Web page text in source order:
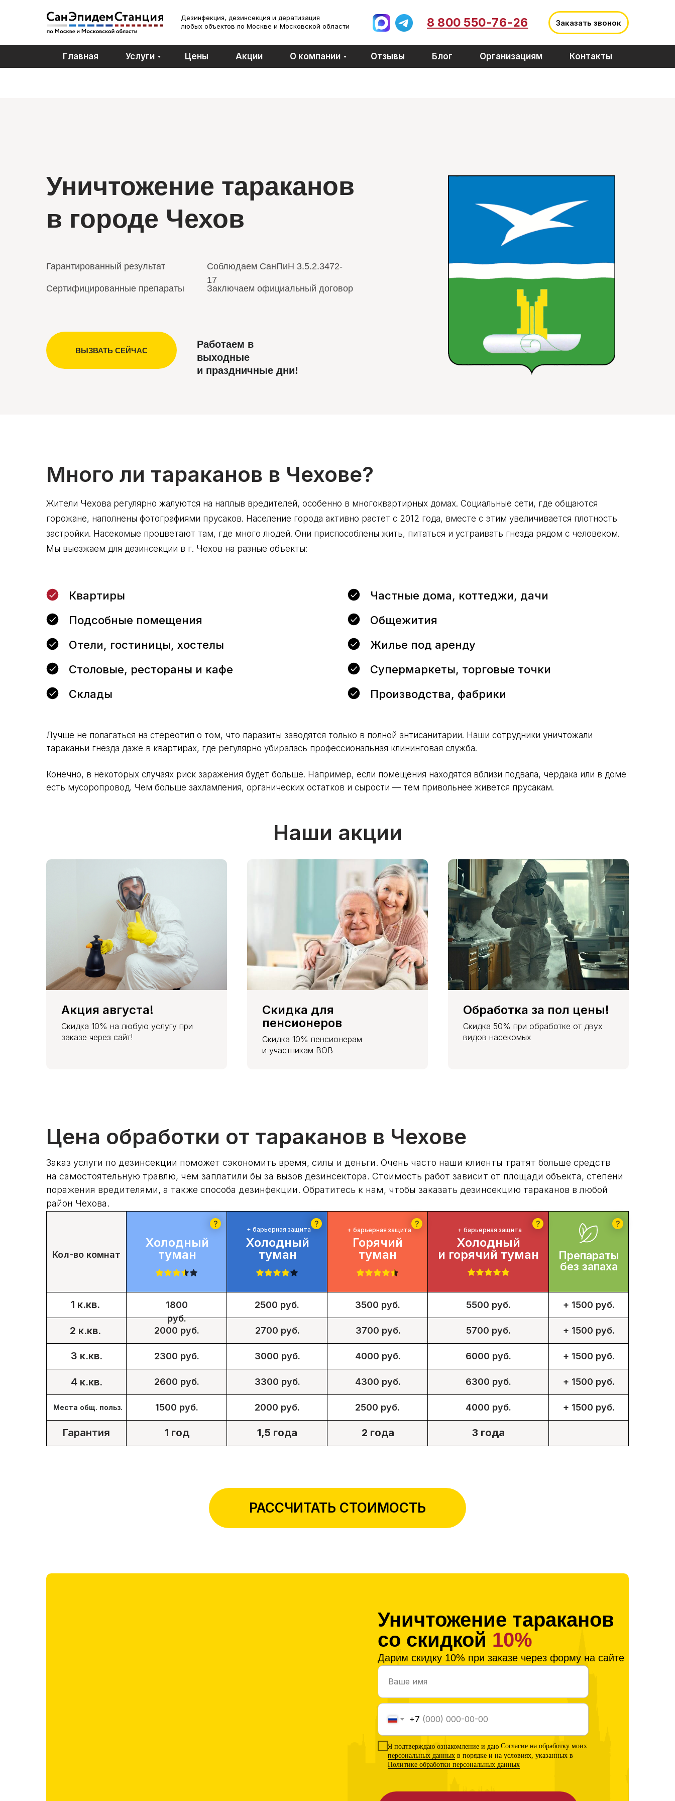
Заказать звонок
8 800 550-76-26
Дезинфекция, дезинсекция и дератизация
любых объектов по Москве и Московской области
Главная Услуги Цены Акции О компании Отзывы Блог Организациям Контакты
Гарантированный результат
Сертифицированные препараты Заключаем официальный договор
Соблюдаем СанПиН 3.5.2.3472-
17
Уничтожение тараканов
в городе Чехов
ВЫЗВАТЬ СЕЙЧАС
Работаем в
выходные
и праздничные дни!
Много ли тараканов в Чехове?
Жители Чехова регулярно жалуются на наплыв вредителей, особенно в многоквартирных домах. Социальные сети, где общаются
горожане, наполнены фотографиями прусаков. Население города активно растет с 2012 года, вместе с этим увеличивается плотность
застройки. Насекомые процветают там, где много людей. Они приспособлены жить, питаться и устраивать гнезда рядом с человеком.
Мы выезжаем для дезинсекции в г. Чехов на разные объекты:
Квартиры
Частные дома, коттеджи, дачи
Подсобные помещения
Общежития
Отели, гостиницы, хостелы
Жилье под аренду
Столовые, рестораны и кафе
Супермаркеты, торговые точки
Склады
Производства, фабрики
Лучше не полагаться на стереотип о том, что паразиты заводятся только в полной антисанитарии. Наши сотрудники уничтожали
тараканьи гнезда даже в квартирах, где регулярно убиралась профессиональная клининговая служба.
Конечно, в некоторых случаях риск заражения будет больше. Например, если помещения находятся вблизи подвала, чердака или в доме
есть мусоропровод. Чем больше захламления, органических остатков и сырости — тем привольнее живется прусакам.
Наши акции
Акция августа!
Скидка 10% на любую услугу при
заказе через сайт!
Скидка для
пенсионеров
Скидка 10% пенсионерам
и участникам ВОВ
Обработка за пол цены!
Скидка 50% при обработке от двух
видов насекомых
Цена обработки от тараканов в Чехове
Заказ услуги по дезинсекции поможет сэкономить время, силы и деньги. Очень часто наши клиенты тратят больше средств
на самостоятельную травлю, чем заплатили бы за вызов дезинсектора. Стоимость работ зависит от площади объекта, степени
поражения вредителями, а также способа дезинфекции. Обратитесь к нам, чтобы заказать дезинсекцию тараканов в любой
район Чехова.
Кол-во комнат
+ 1500 руб.
+ 1500 руб.
+ 1500 руб.
+ 1500 руб.
+ 1500 руб.
3 года
4000 руб.
6300 руб.
6000 руб.
5700 руб.
5500 руб.
2 года
2500 руб.
4300 руб.
4000 руб.
3700 руб.
3500 руб.
1,5 года
2000 руб.
3300 руб.
3000 руб.
2700 руб.
2500 руб.
1 год
1500 руб.
2600 руб.
2300 руб.
2000 руб.
1800
руб.
Гарантия
Места общ. польз.
4 к.кв.
3 к.кв.
2 к.кв.
1 к.кв.
Препараты
без запаха
Холодный
туман
+ барьерная защита
Холодный
туман
Холодный
и горячий туман
+ барьерная защита
+ барьерная защита
Горячий
туман
РАССЧИТАТЬ СТОИМОСТЬ
Уничтожение тараканов
со скидкой 10%
Дарим скидку 10% при заказе через форму на сайте
+7
Я подтверждаю ознакомление и даю Согласие на обработку моих
персональных данных в порядке и на условиях, указанных в
Политике обработки персональных данных